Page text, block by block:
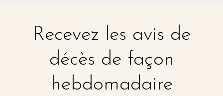
Recevez les avis de
décès de façon
hebdomadaire